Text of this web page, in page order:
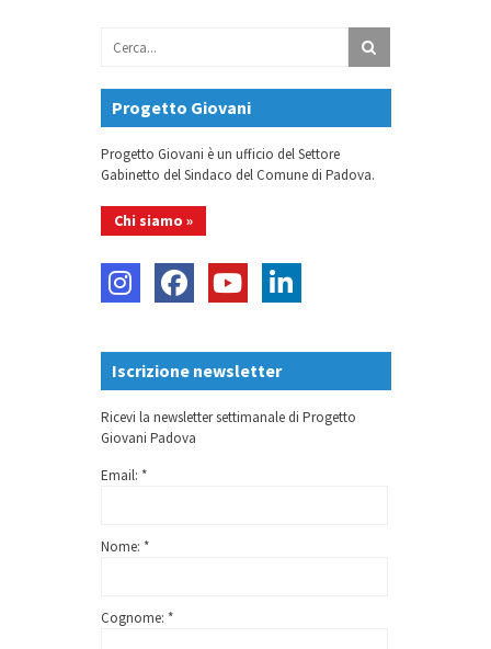
Progetto Giovani
Progetto Giovani è un ufficio del Settore
Gabinetto del Sindaco del Comune di Padova.
Chi siamo »
Iscrizione newsletter
Ricevi la newsletter settimanale di Progetto
Giovani Padova
Email: *
Nome: *
Cognome: *